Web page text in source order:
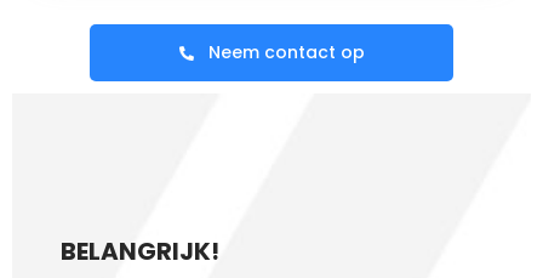
Neem contact op
BELANGRIJK!